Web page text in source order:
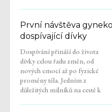
První návštěva
dospívající dívky
Dospívání přináší do života
dívky celou řadu změn, od
nových emocí až po fyzické
proměny těla. Jedním z
důležitých milníků na cestě k
dospělosti je první návštěva
gynekologické ambulance.
Ačkoliv se o tomto tématu v
kruzích kamarádek často